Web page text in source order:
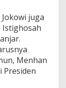
juga
Istighosah
Menhan
Presiden